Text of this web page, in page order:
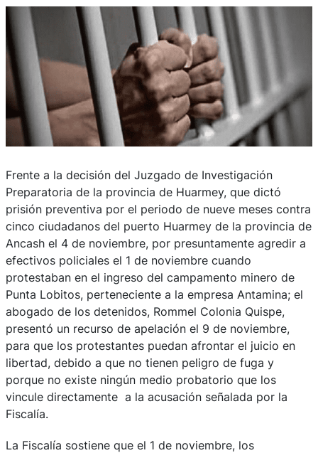
Frente a la decisión del Juzgado de Investigación
Preparatoria de la provincia de Huarmey, que dictó
prisión preventiva por el periodo de nueve meses contra
cinco ciudadanos del puerto Huarmey de la provincia de
Ancash el 4 de noviembre, por presuntamente agredir a
efectivos policiales el 1 de noviembre cuando
protestaban en el ingreso del campamento minero de
Punta Lobitos, perteneciente a la empresa Antamina; el
abogado de los detenidos, Rommel Colonia Quispe,
presentó un recurso de apelación el 9 de noviembre,
para que los protestantes puedan afrontar el juicio en
libertad, debido a que no tienen peligro de fuga y
porque no existe ningún medio probatorio que los
vincule directamente a la acusación señalada por la
Fiscalía.
La Fiscalía sostiene que el 1 de noviembre, los